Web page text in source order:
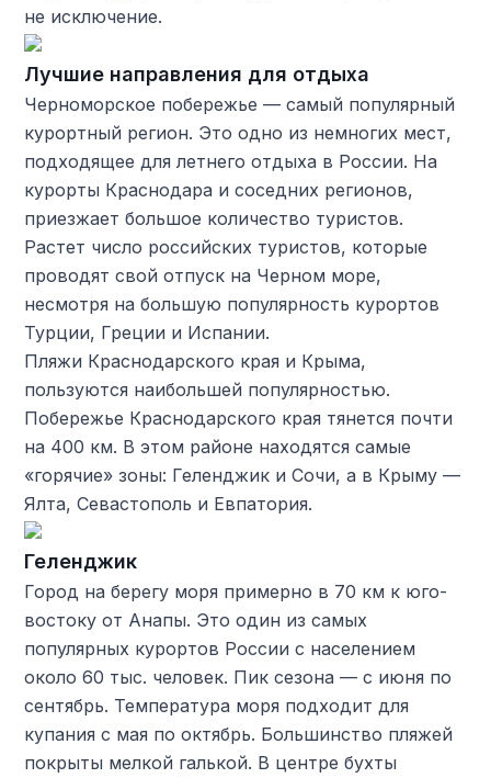
не исключение.
Лучшие направления для отдыха
Черноморское побережье — самый популярный
курортный регион. Это одно из немногих мест,
подходящее для летнего отдыха в России. На
курорты Краснодара и соседних регионов,
приезжает большое количество туристов.
Растет число российских туристов, которые
проводят свой отпуск на Черном море,
несмотря на большую популярность курортов
Турции, Греции и Испании.
Пляжи Краснодарского края и Крыма,
пользуются наибольшей популярностью.
Побережье Краснодарского края тянется почти
на 400 км. В этом районе находятся самые
«горячие» зоны: Геленджик и Сочи, а в Крыму —
Ялта, Севастополь и Евпатория.
Геленджик
Город на берегу моря примерно в 70 км к юго-
востоку от Анапы. Это один из самых
популярных курортов России с населением
около 60 тыс. человек. Пик сезона — с июня по
сентябрь. Температура моря подходит для
купания с мая по октябрь. Большинство пляжей
покрыты мелкой галькой. В центре бухты